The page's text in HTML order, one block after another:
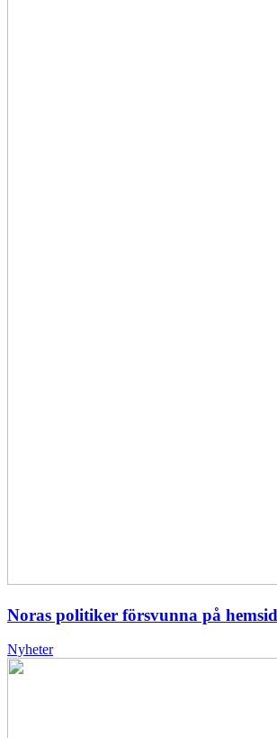
Noras politiker försvunna på
Nyheter